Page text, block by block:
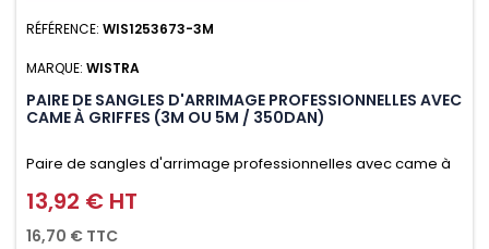
RÉFÉRENCE: WIS1253673-3M
MARQUE: WISTRA
PAIRE DE SANGLES D'ARRIMAGE PROFESSIONNELLES AVEC
CAME À GRIFFES (3M OU 5M / 350DAN)
Paire de sangles d'arrimage professionnelles avec came à
griffes (3M ou 5M / 350daN), simple et rapide d'utilisation.
Permet d'arrimer et de sécuriser vos chargements pendant
Prix
13,92 € HT
16,70 € TTC